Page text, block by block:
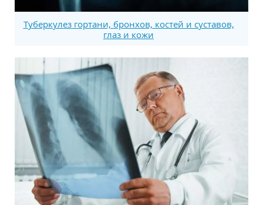
Tyберкулез гортани, бронхов, костей и суставов,
глаз и кожи